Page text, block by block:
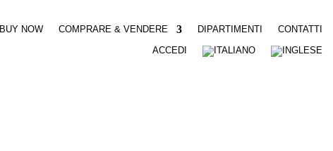
BUY NOW COMPRARE & VENDERE DIPARTIMENTI
CONTATTI
ACCEDI